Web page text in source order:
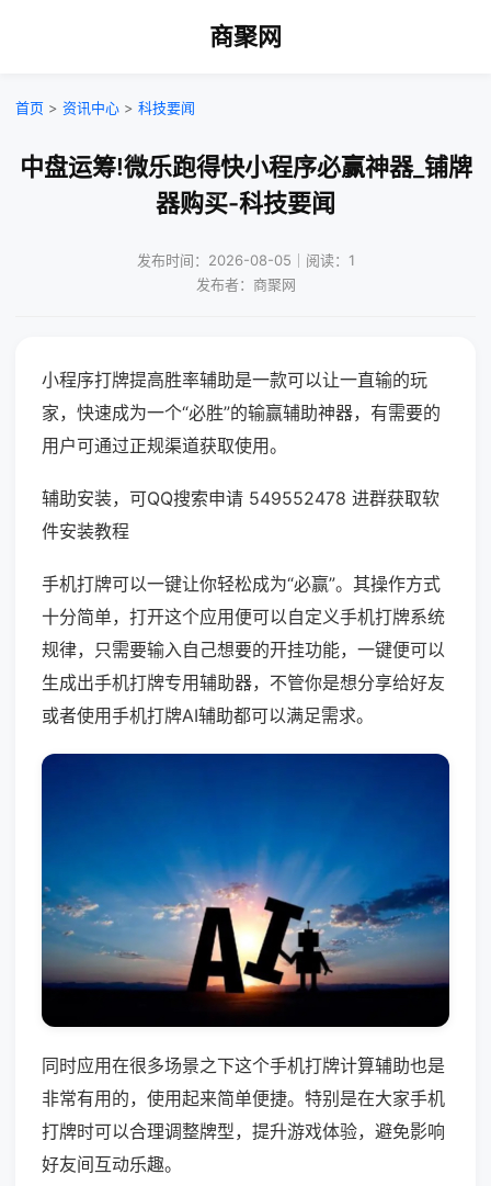
商聚网
首页 > 资讯中心 > 科技要闻
中盘运筹!微乐跑得快小程序必赢神器_铺牌
器购买-科技要闻
发布时间：2026-08-05｜阅读：1
发布者：商聚网
小程序打牌提高胜率辅助是一款可以让一直输的玩
家，快速成为一个“必胜”的输赢辅助神器，有需要的
用户可通过正规渠道获取使用。
辅助安装，可QQ搜索申请 549552478 进群获取软
件安装教程
手机打牌可以一键让你轻松成为“必赢”。其操作方式
十分简单，打开这个应用便可以自定义手机打牌系统
规律，只需要输入自己想要的开挂功能，一键便可以
生成出手机打牌专用辅助器，不管你是想分享给好友
或者使用手机打牌AI辅助都可以满足需求。
同时应用在很多场景之下这个手机打牌计算辅助也是
非常有用的，使用起来简单便捷。特别是在大家手机
打牌时可以合理调整牌型，提升游戏体验，避免影响
好友间互动乐趣。